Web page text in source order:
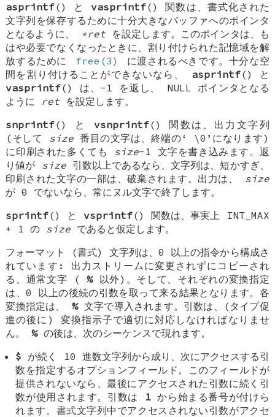
asprintf() とvasprintf() 関数は、書式化された
文字列を保存するために十分大きなバッファへのポインタ
となるように、
*retを設定します。このポインタは、も
はや必要でなくなったときに、割り付けられた記憶域を解
放するために
free(3)
に渡されるべきです。十分な空
間を割り付けることができないなら、 asprintf() と
vasprintf() は、-1 を返し、 NULL ポインタとなる
ように retを設定します。
snprintf() と vsnprintf() 関数は、出力文字列
(そして size番目の文字は、終端の‘ \0 ’になります)
に印刷された多くても size-1 文字を書き込みます。返
り値が size引数以上であるなら、文字列は、短かすぎ、
印刷された文字の一部は、破棄されます。出力は、 size
が 0 でないなら、常にヌル文字で終了します。
sprintf() と vsprintf() 関数は、事実上
INT_MAX
+ 1 の size であると仮定します。
フォーマット (書式) 文字列は、0 以上の指令から構成さ
れています: 出力ストリームに変更されずにコピーされ
る、通常文字 ( %以外)。そして、それぞれの変換指定
は、0 以上の後続の引数を取って来る結果となります。各
変換指定は、 %文字で導入されます。引数は、(タイプ促
進の後に) 変換指示子で適切に対応しなければなりませ
ん。%の後は、次のシーケンスで現れます。
$ が続く 10 進数文字列から成り、次にアクセスする引
数を指定するオプションフィールド。このフィールドが
提供されないなら、最後にアクセスされた引数に続く引
数が使用されます。引数は
1から始まる番号が付けら
れます。書式文字列中でアクセスされない引数がアクセ